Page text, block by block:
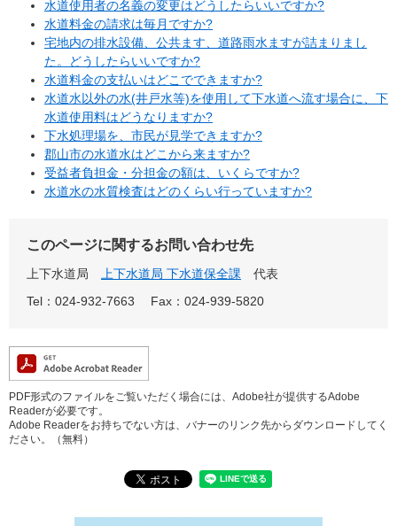
水道使用者の名義の変更はどうしたらいいですか?
水道料金の請求は毎月ですか?
宅地内の排水設備、公共ます、道路雨水ますが詰まりまし
た。どうしたらいいですか?
水道料金の支払いはどこでできますか?
水道水以外の水(井戸水等)を使用して下水道へ流す場合に、下
水道使用料はどうなりますか?
下水処理場を、市民が見学できますか?
郡山市の水道水はどこから来ますか?
受益者負担金・分担金の額は、いくらですか?
水道水の水質検査はどのくらい行っていますか?
このページに関するお問い合わせ先
上下水道局 上下水道局 下水道保全課
代表
Tel：024-932-7663
Fax：024-939-5820
PDF形式のファイルをご覧いただく場合には、Adobe社が提供するAdobe
Readerが必要です。
Adobe Readerをお持ちでない方は、バナーのリンク先からダウンロードしてく
ださい。（無料）